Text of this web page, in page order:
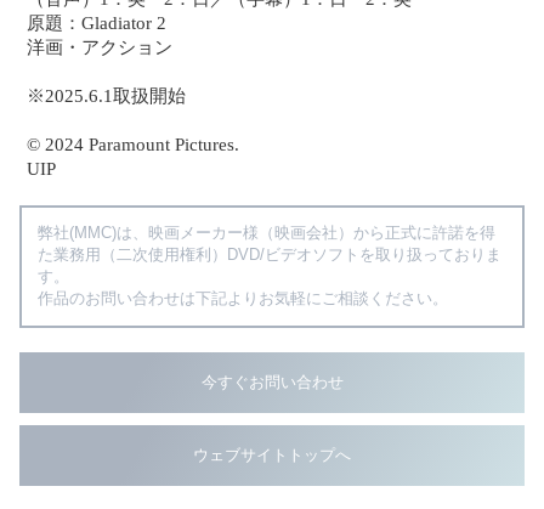
原題：Gladiator 2
洋画・アクション
※2025.6.1取扱開始
© 2024 Paramount Pictures.
UIP
弊社(MMC)は、映画メーカー様（映画会社）から正式に許諾を得
た業務用（二次使用権利）DVD/ビデオソフトを取り扱っておりま
す。
作品のお問い合わせは下記よりお気軽にご相談ください。
今すぐお問い合わせ
ウェブサイトトップへ